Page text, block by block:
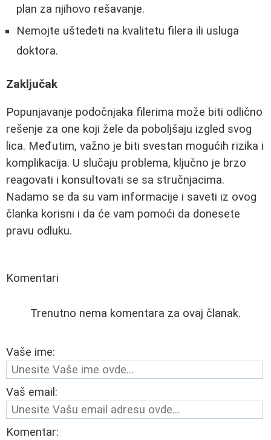
plan za njihovo rešavanje.
Nemojte uštedeti na kvalitetu filera ili usluga
doktora.
Zaključak
Popunjavanje podočnjaka filerima može biti odlično
rešenje za one koji žele da poboljšaju izgled svog
lica. Međutim, važno je biti svestan mogućih rizika i
komplikacija. U slučaju problema, ključno je brzo
reagovati i konsultovati se sa stručnjacima.
Nadamo se da su vam informacije i saveti iz ovog
članka korisni i da će vam pomoći da donesete
pravu odluku.
Komentari
Trenutno nema komentara za ovaj članak.
Vaše ime:
Vaš email:
Komentar: